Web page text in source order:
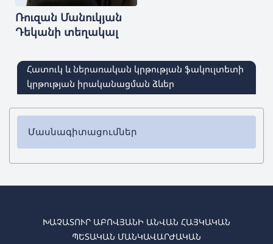
Ռուզան Մանուկյան
Դեկանի տեղակալ
Հատուկ և ներառական կրթության ֆակուլտետի
կրթության իրականացման ձևեր
Մասնագիտացումներ
✔ Բակալավրիատ
✔ Մագիստրատուրա
ԽԱՉԱՏՈՒՐ ԱԲՈՎՅԱՆԻ ԱՆՎԱՆ ՀԱՅԿԱԿԱՆ
ՊԵՏԱԿԱՆ ՄԱՆԿԱՎԱՐԺԱԿԱՆ